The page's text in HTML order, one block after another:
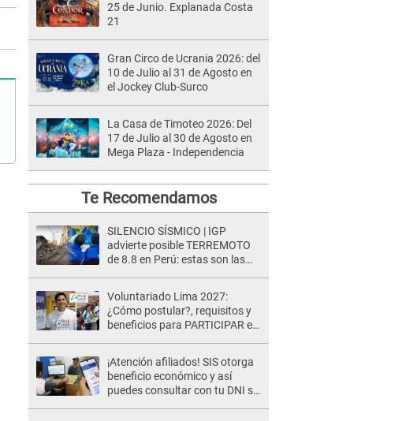
25 de Junio. Explanada Costa
21
Gran Circo de Ucrania 2026: del
10 de Julio al 31 de Agosto en
el Jockey Club-Surco
La Casa de Timoteo 2026: Del
17 de Julio al 30 de Agosto en
Mega Plaza - Independencia
Te Recomendamos
SILENCIO SÍSMICO | IGP
advierte posible TERREMOTO
de 8.8 en Perú: estas son las
Voluntariado Lima 2027:
¿Cómo postular?, requisitos y
beneficios para PARTICIPAR en
¡Atención afiliados! SIS otorga
beneficio económico y así
puedes consultar con tu DNI si